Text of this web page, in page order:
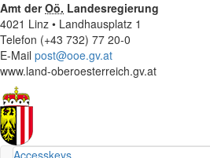
Amt derOö. Landesregierung
4021 Linz • Landhausplatz 1
Telefon (+43 732) 77 20-0
E-Mail post@ooe.gv.at
www.land-oberoesterreich.gv.at
Accesskeys